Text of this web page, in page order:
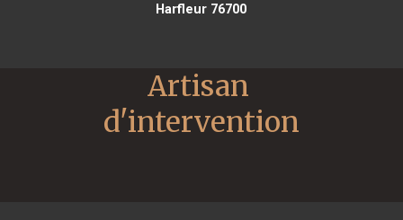
Harfleur 76700
Artisan
d'intervention